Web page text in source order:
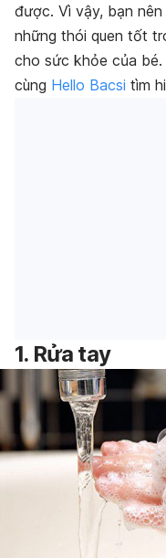
được. Vì vậy, bạn
những thói quen tốt
cho sức khỏe của
cùng Hello Bacsi tìm
1. Rửa tay